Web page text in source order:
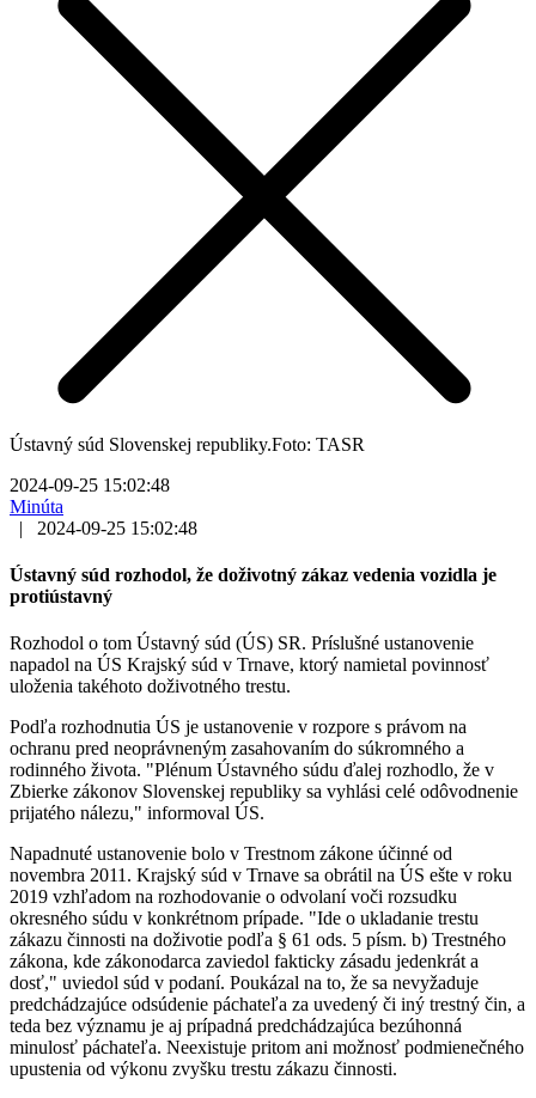
Ústavný súd Slovenskej republiky.Foto: TASR
2024-09-25 15:02:48
Minúta
|
2024-09-25 15:02:48
Ústavný súd rozhodol, že doživotný zákaz vedenia vozidla je
protiústavný
Rozhodol o tom Ústavný súd (ÚS) SR. Príslušné ustanovenie
napadol na ÚS Krajský súd v Trnave, ktorý namietal povinnosť
uloženia takéhoto doživotného trestu.
Podľa rozhodnutia ÚS je ustanovenie v rozpore s právom na
ochranu pred neoprávneným zasahovaním do súkromného a
rodinného života. "Plénum Ústavného súdu ďalej rozhodlo, že v
Zbierke zákonov Slovenskej republiky sa vyhlási celé odôvodnenie
prijatého nálezu," informoval ÚS.
Napadnuté ustanovenie bolo v Trestnom zákone účinné od
novembra 2011. Krajský súd v Trnave sa obrátil na ÚS ešte v roku
2019 vzhľadom na rozhodovanie o odvolaní voči rozsudku
okresného súdu v konkrétnom prípade. "Ide o ukladanie trestu
zákazu činnosti na doživotie podľa § 61 ods. 5 písm. b) Trestného
zákona, kde zákonodarca zaviedol fakticky zásadu jedenkrát a
dosť," uviedol súd v podaní. Poukázal na to, že sa nevyžaduje
predchádzajúce odsúdenie páchateľa za uvedený či iný trestný čin, a
teda bez významu je aj prípadná predchádzajúca bezúhonná
minulosť páchateľa. Neexistuje pritom ani možnosť podmienečného
upustenia od výkonu zvyšku trestu zákazu činnosti.